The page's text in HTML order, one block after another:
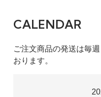
CALENDAR
ご注文商品の発送は毎
おります。